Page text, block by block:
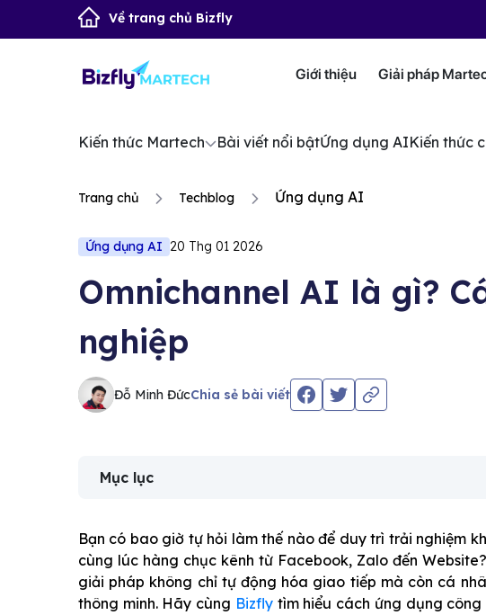
Về trang chủ Bizfly
Giới thiệu Giải pháp
Kiến thức Martech Bài viết nổi bậtỨng dụng AIKiến thức
Trang chủ Techblog Ứng dụng AI
Ứng dụng AI 20 Thg 01 2026
Omnichannel AI là gì?
nghiệp
Đỗ Minh ĐứcChia sẻ bài viết
Mục lục
Bạn có bao giờ tự hỏi làm thế nào để duy trì trải nghiệm
cùng lúc hàng chục kênh từ Facebook, Zalo đến
giải pháp không chỉ tự động hóa giao tiếp mà còn cá
thông minh. Hãy cùng Bizflytìm hiểu cách ứng dụng